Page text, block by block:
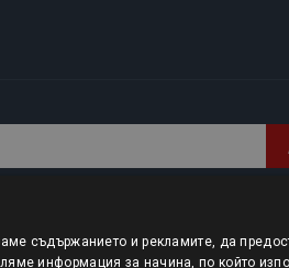
съдържанието и рекламите, да
информация за начина, по който